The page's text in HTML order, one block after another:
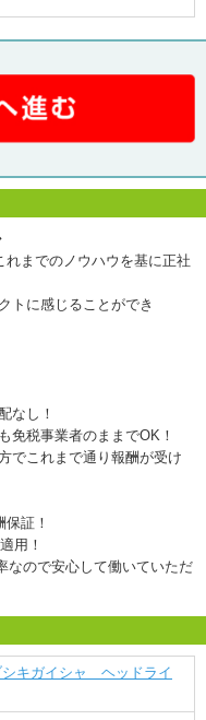
までのノウハウを基に正社
トに感じることができ
なし！
免税事業者のままでOK！
でこれまで通り報酬が受け
証！
用！
なので安心して働いていただ
シキガイシャ ヘッドライ